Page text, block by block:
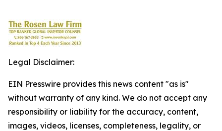
Legal Disclaimer:
EIN Presswire provides this news content "as is"
without warranty of any kind. We do not accept any
responsibility or liability for the accuracy, content,
images, videos, licenses, completeness, legality, or